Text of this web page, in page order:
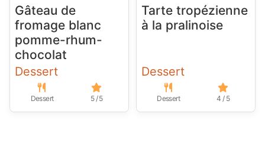
Gâteau de
fromage blanc
pomme-rhum-
chocolat
Dessert
Dessert 5 / 5
Tarte tropézienne
à la pralinoise
Dessert
Dessert 4 / 5